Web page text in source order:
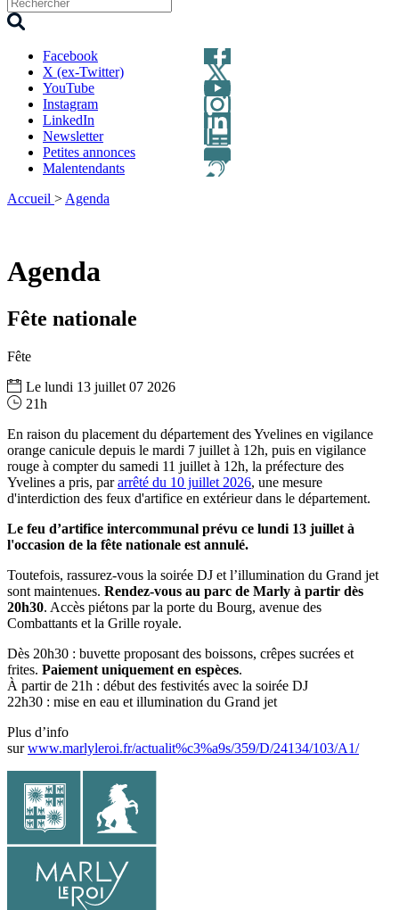
Facebook
X (ex-Twitter)
YouTube
Instagram
LinkedIn
Newsletter
Petites annonces
Malentendants
Accueil > Agenda
Agenda
Fête nationale
Fête
Le lundi 13 juillet 07 2026
21h
En raison du placement du département des Yvelines en vigilance
orange canicule depuis le mardi 7 juillet à 12h, puis en vigilance
rouge à compter du samedi 11 juillet à 12h, la préfecture des
Yvelines a pris, pararrêté du 10 juillet 2026, une mesure
d'interdiction des feux d'artifice en extérieur dans le département.
Le feu d’artifice intercommunal prévu ce lundi 13 juillet à
l'occasion de la fête nationale est annulé.
Toutefois, rassurez-vous la soirée DJ et l’illumination du Grand jet
sont maintenues. Rendez-vous au parc de Marly à partir dès
20h30. Accès piétons par la porte du Bourg, avenue des
Combattants et la Grille royale.
Dès 20h30 : buvette proposant des boissons, crêpes sucrées et
frites. Paiement uniquement en espèces.
À partir de 21h : début des festivités avec la soirée DJ
22h30 : mise en eau et illumination du Grand jet
Plus d’info
surwww.marlyleroi.fr/actualit%c3%a9s/359/D/24134/103/A1/